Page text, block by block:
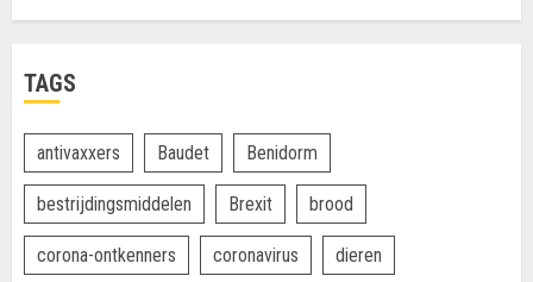
TAGS
antivaxxers Baudet Benidorm
bestrijdingsmiddelen Brexit brood
corona-ontkenners coronavirus dieren